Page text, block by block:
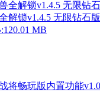
解锁v1.4.5 无限钻石版
MB